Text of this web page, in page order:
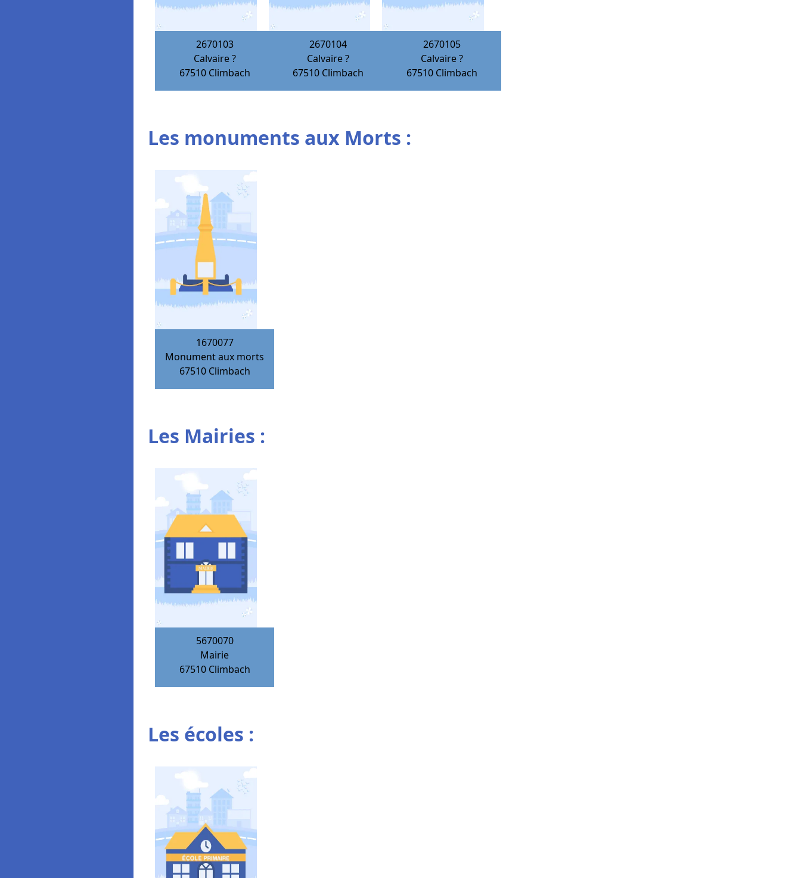
2670103
Calvaire ?
67510 Climbach
2670104
Calvaire ?
67510 Climbach
2670105
Calvaire ?
67510 Climbach
Les monuments aux Morts :
1670077
Monument aux morts
67510 Climbach
Les Mairies :
5670070
Mairie
67510 Climbach
Les écoles :